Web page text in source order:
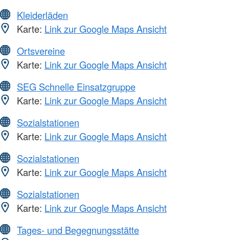
Kleiderläden
Karte: Link zur Google Maps Ansicht
Ortsvereine
Karte: Link zur Google Maps Ansicht
SEG Schnelle Einsatzgruppe
Karte: Link zur Google Maps Ansicht
Sozialstationen
Karte: Link zur Google Maps Ansicht
Sozialstationen
Karte: Link zur Google Maps Ansicht
Sozialstationen
Karte: Link zur Google Maps Ansicht
Tages- und Begegnungsstätte